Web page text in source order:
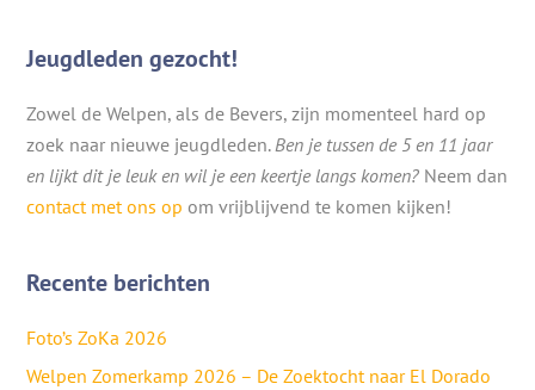
Jeugdleden gezocht!
Zowel de Welpen, als de Bevers, zijn momenteel hard op
zoek naar nieuwe jeugdleden. Ben je tussen de 5 en 11 jaar
en lijkt dit je leuk en wil je een keertje langs komen? Neem dan
contact met ons op om vrijblijvend te komen kijken!
Recente berichten
Foto’s ZoKa 2026
Welpen Zomerkamp 2026 – De Zoektocht naar El Dorado